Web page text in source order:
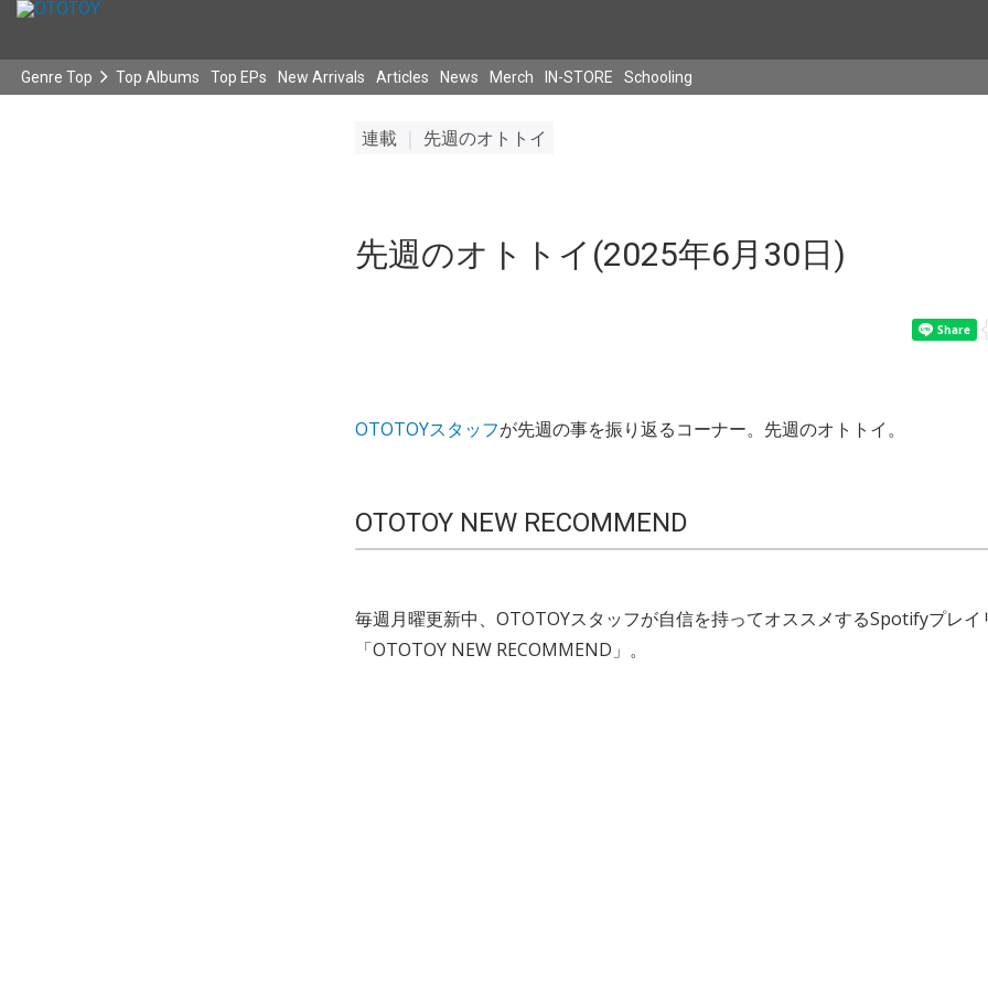
Genre Top Top Albums Top EPs New Arrivals Articles News Merch IN-STORE Schooling
連載 先週のオトトイ
先週のオトトイ(2025年6月30日)
OTOTOYスタッフが先週の事を振り返るコーナー。先週のオトトイ。
OTOTOY NEW RECOMMEND
毎週月曜更新中、OTOTOYスタッフが自信を持ってオススメするSpotifyプレイ
「OTOTOY NEW RECOMMEND」。